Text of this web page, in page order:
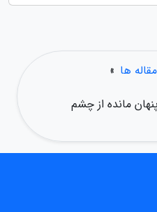
ها »
مانده از چشم